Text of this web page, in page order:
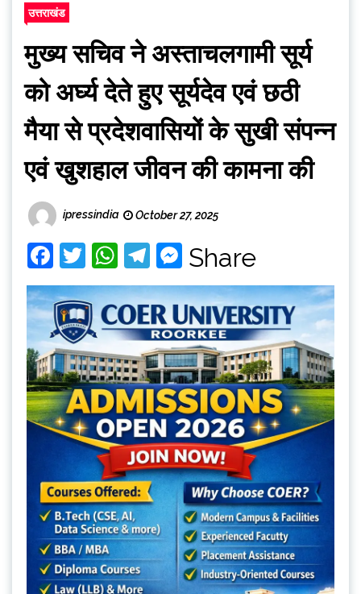
उत्तराखंड
मुख्य सचिव ने अस्ताचलगामी सूर्य
को अर्घ्य देते हुए सूर्यदेव एवं छठी
मैया से प्रदेशवासियों के सुखी संपन्न
एवं खुशहाल जीवन की कामना की
ipressindia October 27, 2025
Facebook
Twitter
WhatsApp
Telegram
Messenger
Share